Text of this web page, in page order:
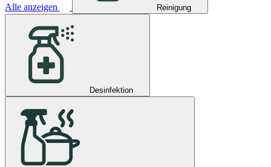
Alle anzeigen Reinigung
Desinfektion